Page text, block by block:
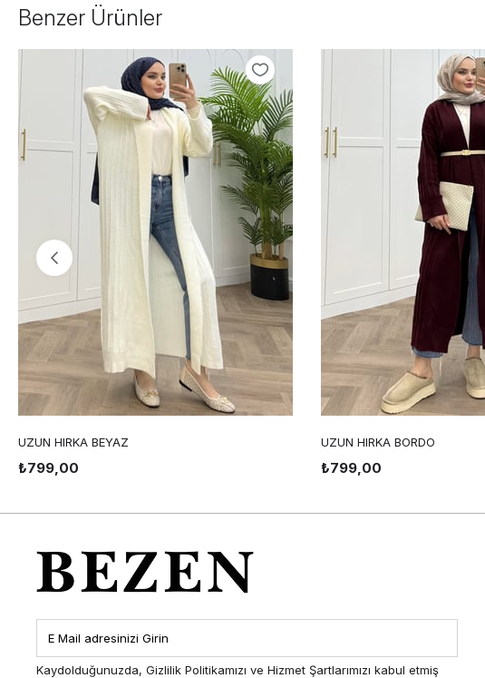
Benzer Ürünler
UZUN HIRKA BEYAZ
₺799,00
UZUN HIRKA BORDO
₺799,00
Kaydolduğunuzda, Gizlilik Politikamızı ve Hizmet Şartlarımızı kabul etmiş